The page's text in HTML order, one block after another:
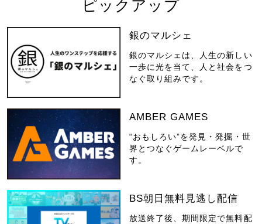
ピックアップ
銀のマルシェ
銀のマルシェは、人生の新しい
一歩に光を当て、人と社会をつ
なぐ取り組みです。
AMBER GAMES
“おもしろい”を発見・発掘・世
界とつなぐゲームレーベルで
す。
BS朝日無料見逃し配信
放送終了後、期間限定で無料配